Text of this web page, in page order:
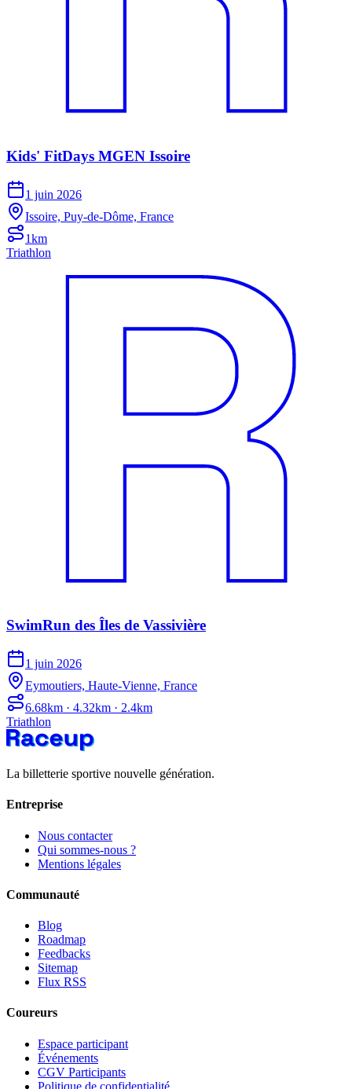
Kids' FitDays MGEN Issoire
1 juin 2026
Issoire, Puy-de-Dôme, France
1km
Triathlon
SwimRun des Îles de Vassivière
1 juin 2026
Eymoutiers, Haute-Vienne, France
6.68km · 4.32km · 2.4km
Triathlon
La billetterie sportive nouvelle génération.
Entreprise
Nous contacter
Qui sommes-nous ?
Mentions légales
Communauté
Blog
Roadmap
Feedbacks
Sitemap
Flux RSS
Coureurs
Espace participant
Événements
CGV Participants
Politique de confidentialité